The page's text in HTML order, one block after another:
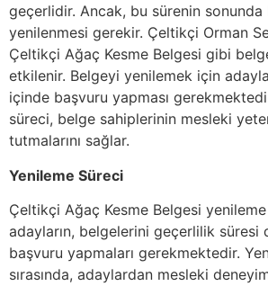
geçerlidir. Ancak, bu sürenin sonunda
yenilenmesi gerekir. Çeltikçi Orman
Çeltikçi Ağaç Kesme Belgesi gibi
etkilenir. Belgeyi yenilemek için
içinde başvuru yapması
süreci, belge sahiplerinin mesleki
tutmalarını sağlar.
Yenileme Süreci
Çeltikçi Ağaç Kesme Belgesi
adayların, belgelerini geçerlilik süresi
başvuru yapmaları gerekmektedir.
sırasında, adaylardan mesleki